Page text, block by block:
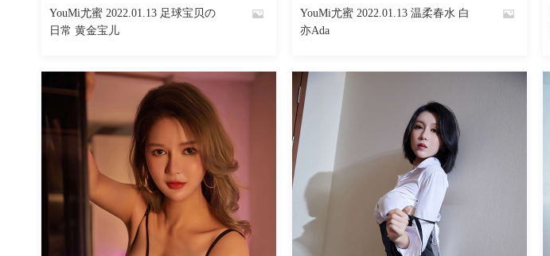
By
YouMi尤蜜 2022.01.13 足球宝贝の
日常 黄金宝儿
By
YouMi尤蜜 2022.01.13 温柔春水 白
亦Ada